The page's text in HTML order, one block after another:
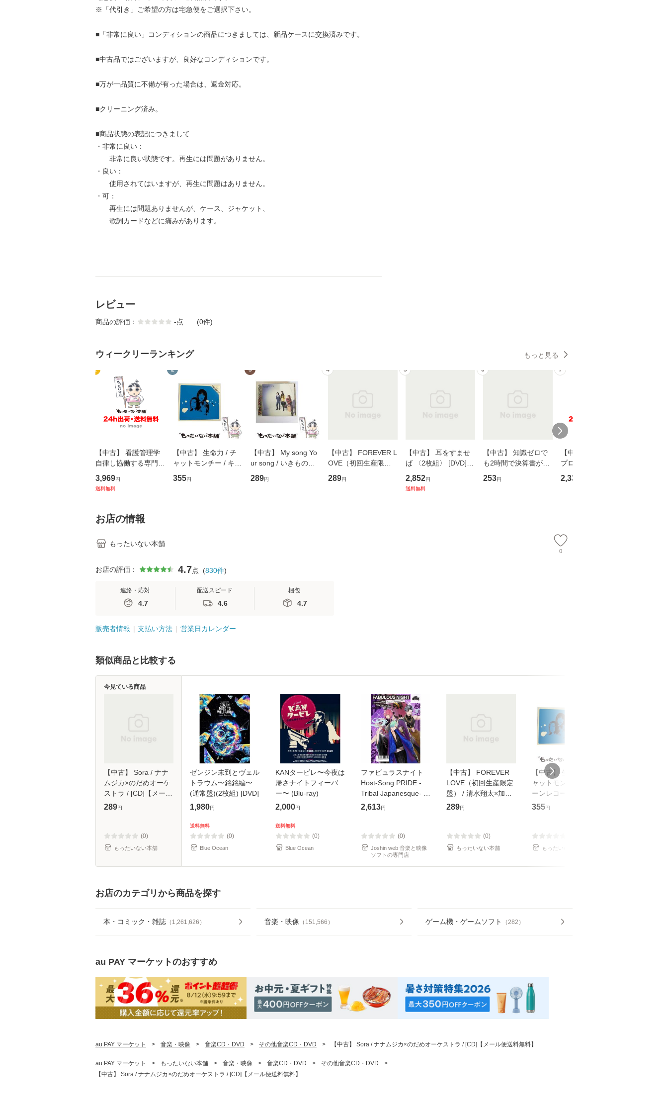
※「代引き」ご希望の方は宅急便をご選択下さい。
■「非常に良い」コンディションの商品につきましては、新品ケースに交換済みです。
■中古品ではございますが、良好なコンディションです。
■万が一品質に不備が有った場合は、返金対応。
■クリーニング済み。
■商品状態の表記につきまして
・非常に良い：
非常に良い状態です。再生には問題がありません。
・良い：
使用されてはいますが、再生に問題はありません。
・可：
再生には問題ありませんが、ケース、ジャケット、
歌詞カードなどに痛みがあります。
レビュー
商品の評価： -点 (0件)
ウィークリーランキング もっと見る
1
【中古】 看護管理学
自律し協働する専門職
の看護マネジメントス
キル 改訂第3版 (看護
堂 [単行
3,969円
送料無料
2
【中古】 生命力 / チ
ャットモンチー / キュ
ーンレコード [CD]
【メール便送料無料】
355円
3
【中古】 My song Yo
ur song / いきものが
かり / [CD]【メール便
送料無料】
289円
4
【中古】 FOREVER L
OVE（初回生産限定
盤） / 清水翔太×加藤
ミリヤ / [CD]【メール
289円
5
【中古】 耳をすませ
ば 〈2枚組〉 [DVD] /
ブエナ・ビスタ・ホー
ム・エンターテイメン
2,852円
送料無料
6
【中古】 知識ゼロで
も2時間で決算書が読
めるようになる！ 会
計超入門！ / 佐伯 良
253円
7
【中古】 野ブタ。を
プロデュース [DVD-B
OX] / バップ [DVD]
【メール便送料無料】
2,335
お店の情報
もったいない本舗
0
お店の評価： 4.7点 (830件)
連絡・応対
4.7
配送スピード
4.6
梱包
4.7
販売者情報 支払い方法 営業日カレンダー
類似商品と比較する
【中古】 Sora / ナナ
ムジカ×のだめオーケ
ストラ / [CD]【メール
便送料無料】
289円
(0)
もったいない本舗
今見ている商品
ゼンジン未到とヴェル
トラウム〜銘銘編〜
(通常盤)(2枚組) [DVD]
1,980円
送料無料
(0)
Blue Ocean
KANタービレ〜今夜は
帰さナイトフィーバ
ー〜 (Blu-ray)
2,000円
送料無料
(0)
Blue Ocean
ファビュラスナイト
Host-Song PRIDE -
Tribal Japanesque- ネ
オバサラ/皇麗夢(豊永
2,613円
(0)
Joshin web 音楽と映像
ソフトの専門店
【中古】 FOREVER
LOVE（初回生産限定
盤） / 清水翔太×加藤
ミリヤ / [CD]【メール
289円
(0)
もったいない本舗
【中古】 生命力 / チ
ャットモンチー / キュ
ーンレコード [CD]
【メール便送料無料】
355円
もったいない本舗
お店のカテゴリから商品を探す
本・コミック・雑誌 （ 1,261,626 ） 音楽・映像 （ 151,566 ） ゲーム機・ゲームソフト （ 282 ）
au PAY マーケットのおすすめ
au PAY マーケット > 音楽・映像 > 音楽CD・DVD > その他音楽CD・DVD > 【中古】 Sora / ナナムジカ×のだめオーケストラ / [CD]【メール便送料無料】
au PAY マーケット > もったいない本舗 > 音楽・映像 > 音楽CD・DVD > その他音楽CD・DVD
>
【中古】 Sora / ナナムジカ×のだめオーケストラ / [CD]【メール便送料無料】